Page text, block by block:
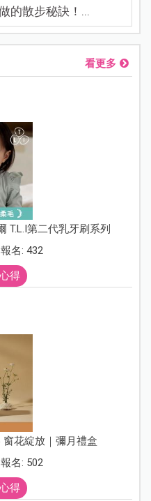
的散步秘訣！...
看更多
T.L.I第二代乳牙刷系列
名: 432
得
窗花綻放｜彌月禮盒
名: 502
得